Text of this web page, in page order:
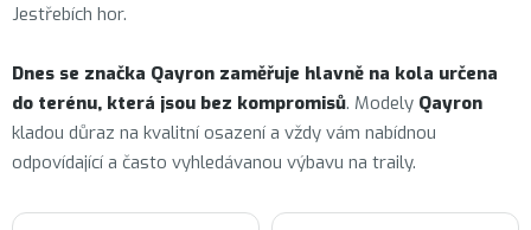
Jestřebích hor.
Dnes se značka Qayron zaměřuje hlavně na kola určena
do terénu, která jsou bez kompromisů. Modely Qayron
kladou důraz na kvalitní osazení a vždy vám nabídnou
odpovídající a často vyhledávanou výbavu na traily.